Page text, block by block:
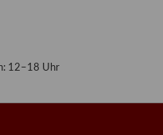
12–18 Uhr